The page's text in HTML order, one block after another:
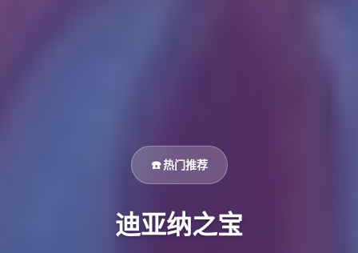
☎️ 热门推荐
迪亚纳之宝